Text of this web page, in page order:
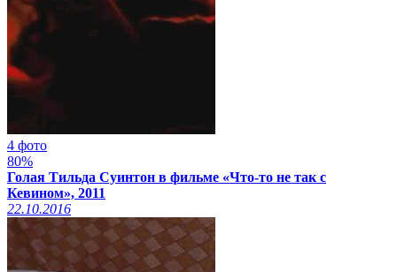
4 фото
80%
Голая Тильда Суинтон в фильме «Что-то не так с
Кевином», 2011
22.10.2016